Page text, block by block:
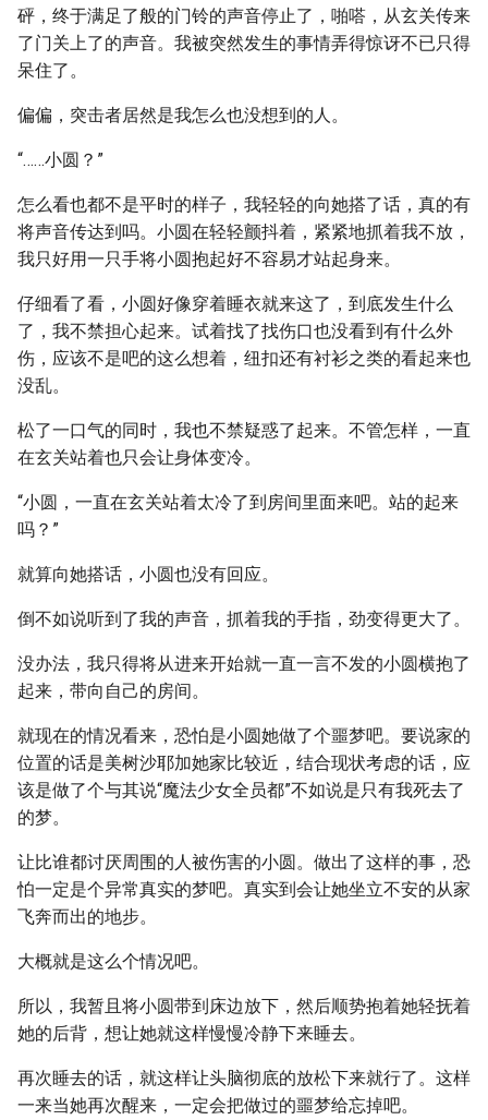
砰，终于满足了般的门铃的声音停止了，啪嗒，从玄关传来
了门关上了的声音。我被突然发生的事情弄得惊讶不已只得
呆住了。
偏偏，突击者居然是我怎么也没想到的人。
“……小圆？”
怎么看也都不是平时的样子，我轻轻的向她搭了话，真的有
将声音传达到吗。小圆在轻轻颤抖着，紧紧地抓着我不放，
我只好用一只手将小圆抱起好不容易才站起身来。
仔细看了看，小圆好像穿着睡衣就来这了，到底发生什么
了，我不禁担心起来。试着找了找伤口也没看到有什么外
伤，应该不是吧的这么想着，纽扣还有衬衫之类的看起来也
没乱。
松了一口气的同时，我也不禁疑惑了起来。不管怎样，一直
在玄关站着也只会让身体变冷。
“小圆，一直在玄关站着太冷了到房间里面来吧。站的起来
吗？”
就算向她搭话，小圆也没有回应。
倒不如说听到了我的声音，抓着我的手指，劲变得更大了。
没办法，我只得将从进来开始就一直一言不发的小圆横抱了
起来，带向自己的房间。
就现在的情况看来，恐怕是小圆她做了个噩梦吧。要说家的
位置的话是美树沙耶加她家比较近，结合现状考虑的话，应
该是做了个与其说“魔法少女全员都”不如说是只有我死去了
的梦。
让比谁都讨厌周围的人被伤害的小圆。做出了这样的事，恐
怕一定是个异常真实的梦吧。真实到会让她坐立不安的从家
飞奔而出的地步。
大概就是这么个情况吧。
所以，我暂且将小圆带到床边放下，然后顺势抱着她轻抚着
她的后背，想让她就这样慢慢冷静下来睡去。
再次睡去的话，就这样让头脑彻底的放松下来就行了。这样
一来当她再次醒来，一定会把做过的噩梦给忘掉吧。